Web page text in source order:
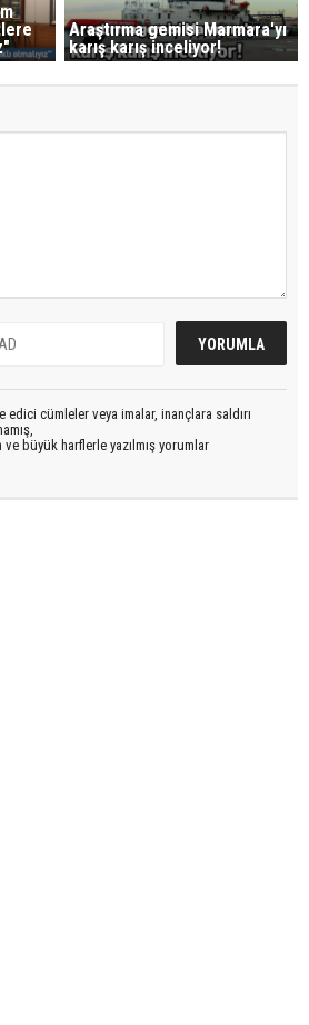
Araştırma gemisi Marmara'yı
karış karış inceliyor!
edici cümleler veya imalar, inançlara saldırı
büyük harflerle yazılmış yorumlar